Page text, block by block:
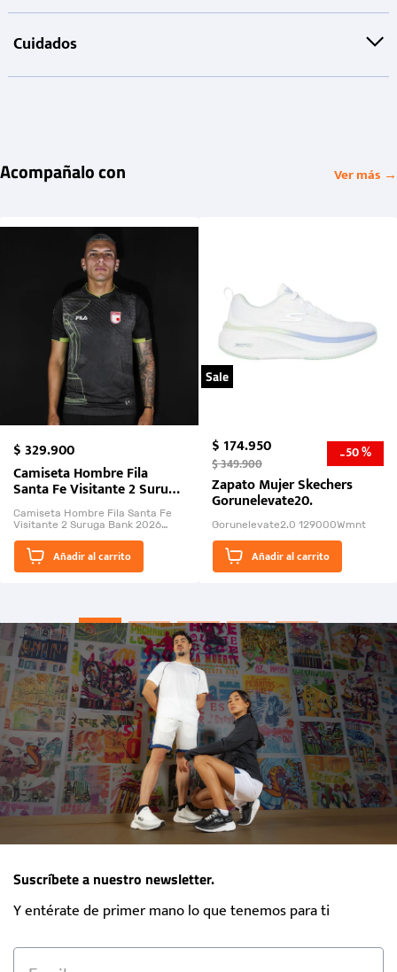
Cuidados
Acompañalo con Ver más →
$329.900
Camiseta Hombre Fila
Santa Fe Visitante 2 Suruga
Bank 2026
Camiseta Hombre Fila Santa Fe
Visitante 2 Suruga Bank 2026
El Rugido del Sol Naciente:
“Primeros para la Et...
Añadir al carrito
Sale
$174.950
$349.900 -50 %
Zapato Mujer Skechers
Gorunelevate20.
Gorunelevate2.0 129000Wmnt
Añadir al carrito
Suscríbete a nuestro newsletter.
Y entérate de primer mano lo que tenemos para ti